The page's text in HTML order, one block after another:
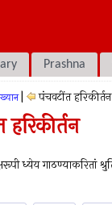
Prashna
पंचवटींत हरिकीर्तन
ध्येय गाठण्याकरितां